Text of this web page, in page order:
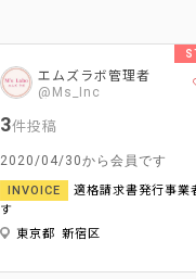
エムズラボ管理者
@Ms_Inc
3件投稿
2020/04/30から会員です
INVOICE
適格請求書発行事業
す
東京都 新宿区